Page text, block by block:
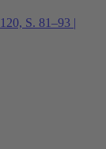
S. 81–93 |